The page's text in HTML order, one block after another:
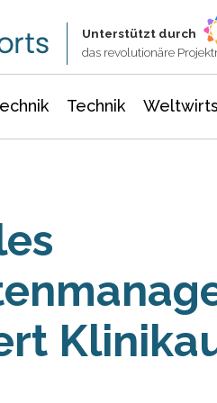
Unterstützt durch
das revolutionäre
Technik